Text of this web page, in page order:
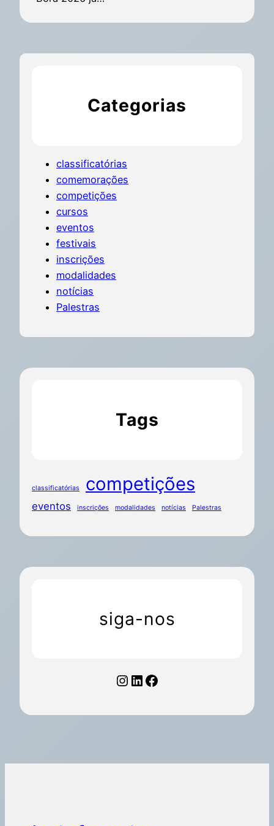
Categorias
classificatórias
comemorações
competições
cursos
eventos
festivais
inscrições
modalidades
notícias
Palestras
Tags
classificatórias competições
eventos inscrições modalidades notícias Palestras
siga-nos